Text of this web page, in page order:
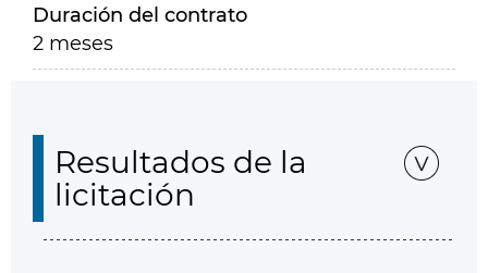
Duración del contrato
2 meses
Resultados de la
licitación